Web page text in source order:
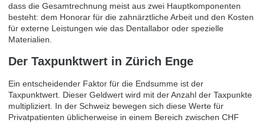
dass die Gesamtrechnung meist aus zwei Hauptkomponenten
besteht: dem Honorar für die zahnärztliche Arbeit und den Kosten
für externe Leistungen wie das Dentallabor oder spezielle
Materialien.
Der Taxpunktwert in Zürich Enge
Ein entscheidender Faktor für die Endsumme ist der
Taxpunktwert. Dieser Geldwert wird mit der Anzahl der Taxpunkte
multipliziert. In der Schweiz bewegen sich diese Werte für
Privatpatienten üblicherweise in einem Bereich zwischen CHF